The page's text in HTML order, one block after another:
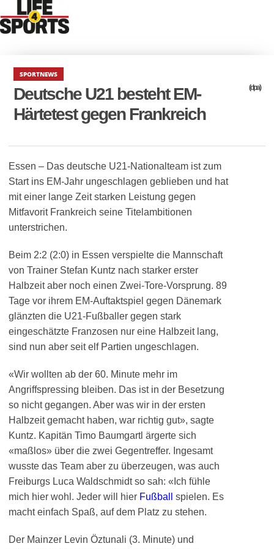
SPORTNEWS
Deutsche U21 besteht EM-
Härtetest gegen Frankreich
(dpa)
Essen – Das deutsche U21-Nationalteam ist zum
Start ins EM-Jahr ungeschlagen geblieben und hat
mit einer lange Zeit starken Leistung gegen
Mitfavorit Frankreich seine Titelambitionen
unterstrichen.
Beim 2:2 (2:0) in Essen verspielte die Mannschaft
von Trainer Stefan Kuntz nach starker erster
Halbzeit aber noch einen Zwei-Tore-Vorsprung. 89
Tage vor ihrem EM-Auftaktspiel gegen Dänemark
glänzten die U21-Fußballer gegen stark
eingeschätzte Franzosen nur eine Halbzeit lang,
sind nun aber seit elf Partien ungeschlagen.
«Wir wollten ab der 60. Minute mehr im
Angriffspressing bleiben. Das ist in der Besetzung
so nicht gegangen. Aber was wir in der ersten
Halbzeit gemacht haben, war richtig gut», sagte
Kuntz. Kapitän Timo Baumgartl ärgerte sich
«maßlos» über die zwei Gegentreffer. Ingesamt
wusste das Team aber zu überzeugen, was auch
Freiburgs Luca Waldschmidt so sah: «Ich fühle
mich hier wohl. Jeder will hier Fußball
spielen. Es
macht einfach Spaß, auf dem Platz zu stehen.
Der Mainzer Levin Öztunali (3. Minute) und